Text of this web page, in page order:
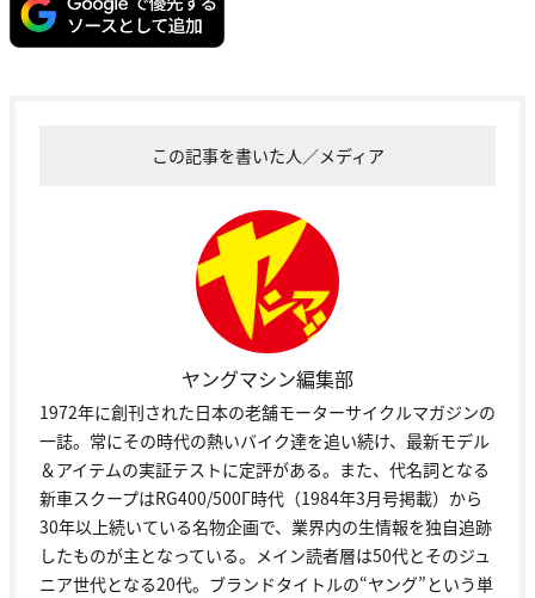
この記事を書いた人／メディア
ヤングマシン編集部
1972年に創刊された日本の老舗モーターサイクルマガジンの
一誌。常にその時代の熱いバイク達を追い続け、最新モデル
＆アイテムの実証テストに定評がある。また、代名詞となる
新車スクープはRG400/500Γ時代（1984年3月号掲載）から
30年以上続いている名物企画で、業界内の生情報を独自追跡
したものが主となっている。メイン読者層は50代とそのジュ
ニア世代となる20代。ブランドタイトルの“ヤング”という単